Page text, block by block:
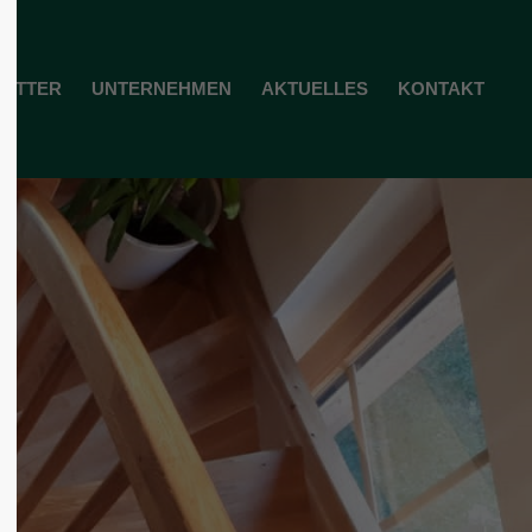
existiert leider nicht.
UNTERNEHMEN AKTUELLES KONTAKT